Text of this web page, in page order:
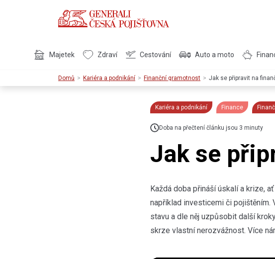
Majetek Zdraví Cestování Auto a moto
Domů Kariéra a podnikání Finanční gramotnost Jak se připravit na
Kariéra a podnikání Finance
Doba na přečtení článku jsou 3 minuty
Jak se
Každá doba přináší úskalí a krize,
například investicemi či pojištěním.
stavu a dle něj uzpůsobit další
skrze vlastní nerozvážnost. Více